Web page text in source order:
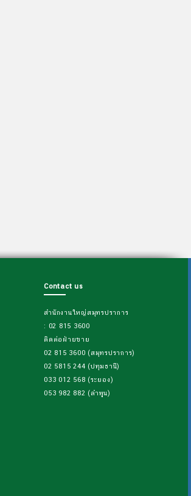
Contact us
สำนักงานใหญ่สมุทรปราการ
: 02 815 3600
ติดต่อฝ่ายขาย
02 815 3600 (สมุทรปราการ)
02 5815 244 (ปทุมธานี)
033 012 568 (ระยอง)
053 982 882 (ลำพูน)